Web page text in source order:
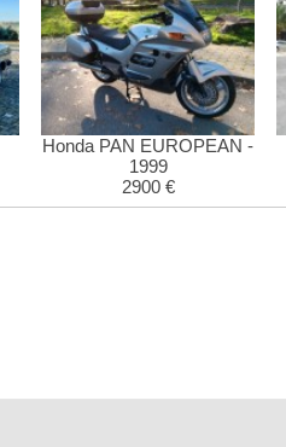
Honda PAN EUROPEAN -
1999
2900 €